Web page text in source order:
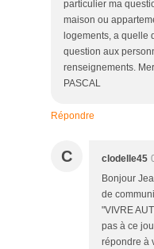
particulier ma
maison ou
logements, a quelle
question aux
renseignements.
PASCAL
Répondre
C clodelle45
Bonjour
de
"VIVRE
pas à ce
répondre à